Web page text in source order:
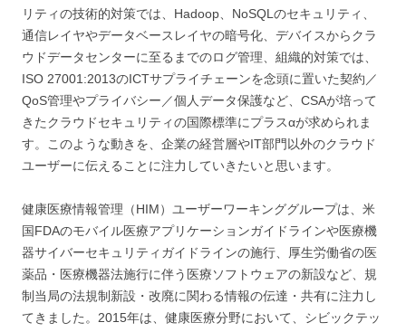
リティの技術的対策では、Hadoop、NoSQLのセキュリティ、
通信レイヤやデータベースレイヤの暗号化、デバイスからクラ
ウドデータセンターに至るまでのログ管理、組織的対策では、
ISO 27001:2013のICTサプライチェーンを念頭に置いた契約／
QoS管理やプライバシー／個人データ保護など、CSAが培って
きたクラウドセキュリティの国際標準にプラスαが求められま
す。このような動きを、企業の経営層やIT部門以外のクラウド
ユーザーに伝えることに注力していきたいと思います。
健康医療情報管理（HIM）ユーザーワーキンググループは、米
国FDAのモバイル医療アプリケーションガイドラインや医療機
器サイバーセキュリティガイドラインの施行、厚生労働省の医
薬品・医療機器法施行に伴う医療ソフトウェアの新設など、規
制当局の法規制新設・改廃に関わる情報の伝達・共有に注力し
てきました。2015年は、健康医療分野において、シビックテッ